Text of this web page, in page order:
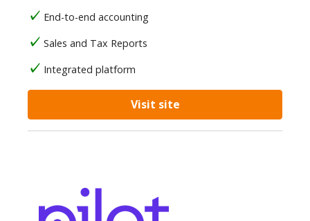
End-to-end accounting
Sales and Tax Reports
Integrated platform
Visit site